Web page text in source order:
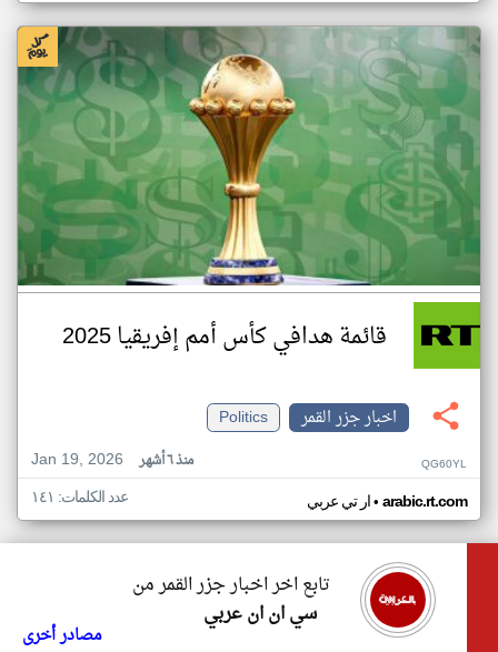
قائمة هدافي كأس أمم إفريقيا 2025
اخبار جزر القمر
Politics
Jan 19, 2026
منذ ٦ أشهر QG60YL
ار تي عربي• arabic.rt.com عدد الكلمات: ١٤١
تابع اخر اخبار جزر القمر من
سي ان ان عربي
مصادر أخرى